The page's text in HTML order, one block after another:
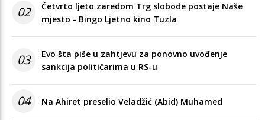
02
Četvrto ljeto zaredom Trg slobode postaje Naše
mjesto - Bingo Ljetno kino Tuzla
03
Evo šta piše u zahtjevu za ponovno uvođenje
sankcija političarima u RS-u
04 Na Ahiret preselio Veladžić (Abid) Muhamed